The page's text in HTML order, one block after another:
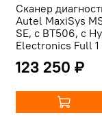
Сканер
Autel MaxiSys
SE, с BT506, с
Electronics Full 1
123 250 ₽